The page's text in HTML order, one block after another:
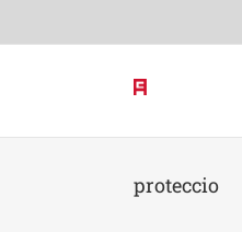
content
proteccio